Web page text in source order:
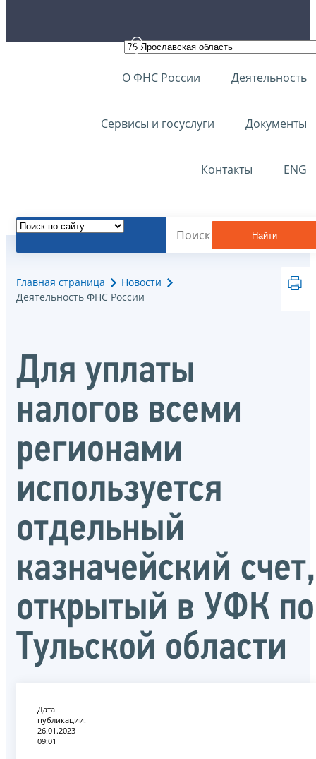
О ФНС России Деятельность
Сервисы и госуслуги Документы
Контакты ENG
Найти
Главная страница
Новости
Деятельность ФНС России
Для уплаты
налогов всеми
регионами
используется
отдельный
казначейский счет,
открытый в УФК по
Тульской области
Дата
публикации:
26.01.2023
09:01